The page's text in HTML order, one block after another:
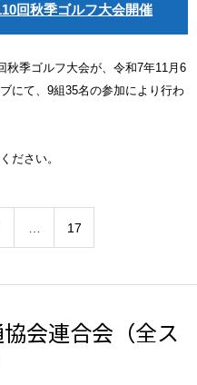
回秋季ゴルフ大会開催
秋季ゴルフ大会が、令和7年11月6
にて、9組35名の参加により行わ
ださい。
17
会連合会（全ス